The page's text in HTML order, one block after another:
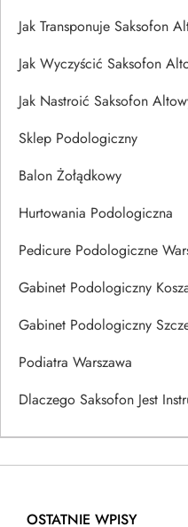
Jak Transponuje Saksofon
Jak Wyczyścić Saksofon
Jak Nastroić Saksofon
Sklep Podologiczny
Balon Żołądkowy
Hurtowania Podologiczna
Pedicure Podologiczne
Gabinet Podologiczny
Gabinet Podologiczny
Podiatra Warszawa
Dlaczego Saksofon Jest
OSTATNIE WPISY